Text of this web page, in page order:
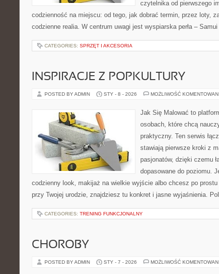
czytelnika od pierwszego
codzienność na miejscu: od tego, jak dobrać termin, przez loty,
codzienne realia. W centrum uwagi jest wyspiarska perła –
CATEGORIES: SPRZĘT I AKCESORIA
INSPIRACJE Z POPKULTURY
POSTED BY ADMIN STY - 8 - 2026 MOŻLIWOŚĆ
Jak Się Malować to
osobach, które chcą
praktyczny. Ten serwis
stawiają pierwsze kroki z
pasjonatów, dzięki czemu
dopasowane do poziomu.
codzienny look, makijaż na wielkie wyjście albo chcesz po prostu
przy Twojej urodzie, znajdziesz tu konkret i jasne wyjaśnienia.
CATEGORIES: TRENING FUNKCJONALNY
CHOROBY
POSTED BY ADMIN STY - 7 - 2026 MOŻLIWOŚĆ